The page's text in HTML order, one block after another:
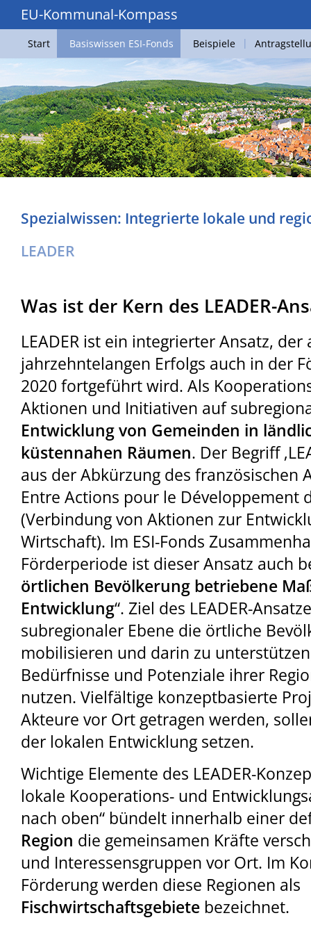
EU-Kommunal-Kompass
Start Basiswissen ESI-Fonds Beispiele
Spezialwissen: Integrierte lokale und
LEADER
Was ist der Kern des LEADER-
LEADER ist ein integrierter Ansatz,
jahrzehntelangen Erfolgs auch in der
2020 fortgeführt wird. Als
Aktionen und Initiativen auf
Entwicklung von Gemeinden in
küstennahen Räumen. Der Begriff
aus der Abkürzung des französischen
Entre Actions pour le Développement
(Verbindung von Aktionen zur
Wirtschaft). Im ESI-Fonds
Förderperiode ist dieser Ansatz auch
örtlichen Bevölkerung betriebene
Entwicklung“. Ziel des LEADER-
subregionaler Ebene die örtliche
mobilisieren und darin zu
Bedürfnisse und Potenziale ihrer
nutzen. Vielfältige konzeptbasierte
Akteure vor Ort getragen werden,
der lokalen Entwicklung setzen.
Wichtige Elemente des LEADER-
lokale Kooperations- und
nach oben“ bündelt innerhalb einer
Region die gemeinsamen Kräfte
und Interessensgruppen vor Ort. Im
Förderung werden diese Regionen als
Fischwirtschaftsgebiete bezeichnet.